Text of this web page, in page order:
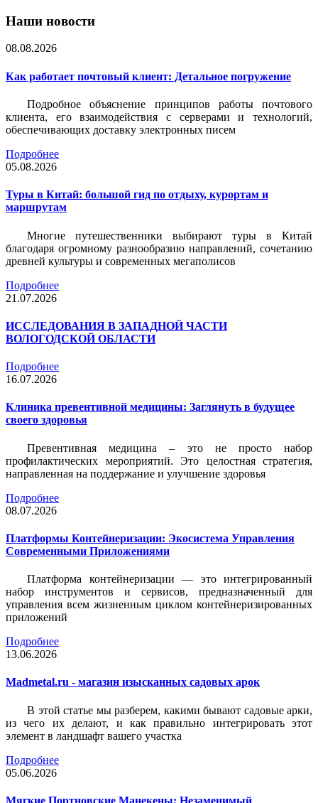
Наши новости
08.08.2026
Как работает почтовый клиент: Детальное погружение
Подробное объяснение принципов работы почтового
клиента, его взаимодействия с серверами и технологий,
обеспечивающих доставку электронных писем
Подробнее
05.08.2026
Туры в Китай: большой гид по отдыху, курортам и
маршрутам
Многие путешественники выбирают туры в Китай
благодаря огромному разнообразию направлений, сочетанию
древней культуры и современных мегаполисов
Подробнее
21.07.2026
ИССЛЕДОВАНИЯ В ЗАПАДНОЙ ЧАСТИ
ВОЛОГОДСКОЙ ОБЛАСТИ
Подробнее
16.07.2026
Клиника превентивной медицины: Заглянуть в будущее
своего здоровья
Превентивная медицина – это не просто набор
профилактических мероприятий. Это целостная стратегия,
направленная на поддержание и улучшение здоровья
Подробнее
08.07.2026
Платформы Контейнеризации: Экосистема Управления
Современными Приложениями
Платформа контейнеризации — это интегрированный
набор инструментов и сервисов, предназначенный для
управления всем жизненным циклом контейнеризированных
приложений
Подробнее
13.06.2026
Madmetal.ru - магазин изысканных садовых арок
В этой статье мы разберем, какими бывают садовые арки,
из чего их делают, и как правильно интегрировать этот
элемент в ландшафт вашего участка
Подробнее
05.06.2026
Мягкие Портновские Манекены: Незаменимый